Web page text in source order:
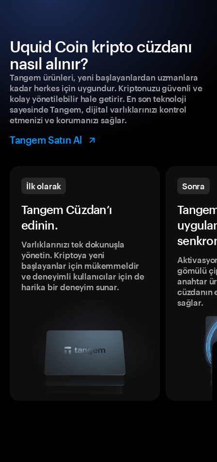
Uquid Coin kripto cüzdanı
nasıl alınır?
Tangem ürünleri, yeni başlayanlardan uzmanlara
kadar herkes için uygundur. Kriptonuzu güvenli ve
kolay yönetilebilir hale getirir. En son teknoloji
sayesinde Tangem, dijital varlıklarınızı kontrol
etmenizi ve korumanızı sağlar.
Tangem Satın Al
İlk olarak
Tangem Cüzdan’ı
edinin.
Varlıklarınızı tek dokunuşla
yönetin. Kriptoya yeni
başlayanlar için mükemmeldir
ve deneyimli kullanıcılar için de
harika bir deneyim sunar.
Sonra
gömülü
anahtar
sağlar.